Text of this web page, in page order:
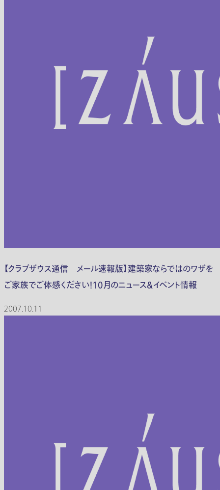
【クラブザウス通信 メール速報版】建築家ならではのワザを
ご家族でご体感ください！10月のニュース＆イベント情報
2007.10.11